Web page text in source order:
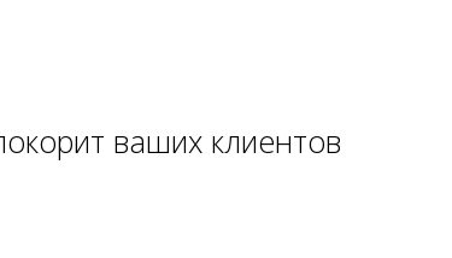
ваших клиентов